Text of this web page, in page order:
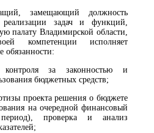
замещающий должность
задач и функций,
палату Владимирской области,
компетенции исполняет
обязанности:
контроля за законностью и
бюджетных средств;
проекта решения о бюджете
на очередной финансовый
проверка и анализ